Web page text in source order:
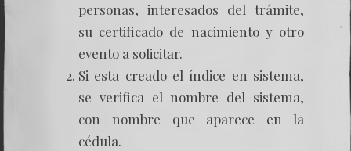
personas, interesados del trámite,
su certificado de nacimiento y otro
evento a solicitar.
Si esta creado el índice en sistema,
se verifica el nombre del sistema,
con nombre que aparece en la
cédula.